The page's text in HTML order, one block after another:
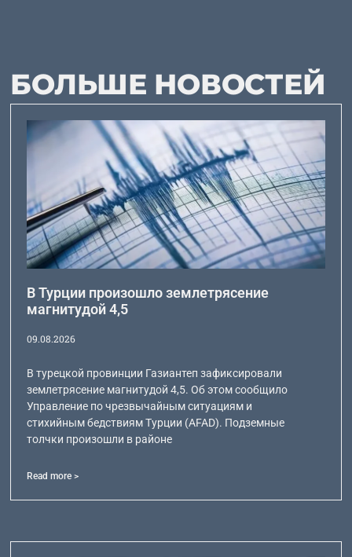
БОЛЬШЕ НОВОСТЕЙ
В Турции произошло землетрясение
магнитудой 4,5
09.08.2026
В турецкой провинции Газиантеп зафиксировали
землетрясение магнитудой 4,5. Об этом сообщило
Управление по чрезвычайным ситуациям и
стихийным бедствиям Турции (AFAD). Подземные
толчки произошли в районе
Read more >